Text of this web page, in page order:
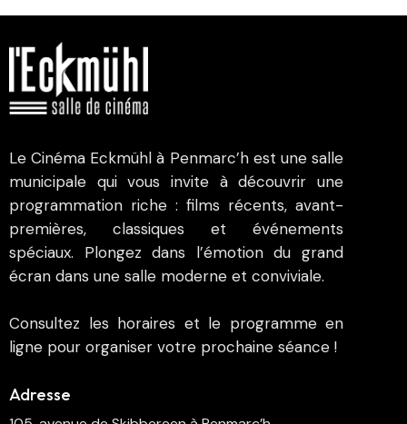
Le Cinéma Eckmühl à Penmarc’h est une salle
municipale qui vous invite à découvrir une
programmation riche : films récents, avant-
premières, classiques et événements
spéciaux. Plongez dans l’émotion du grand
écran dans une salle moderne et conviviale.
Consultez les horaires et le programme en
ligne pour organiser votre prochaine séance !
Adresse